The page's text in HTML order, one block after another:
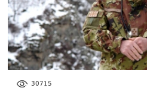
30715